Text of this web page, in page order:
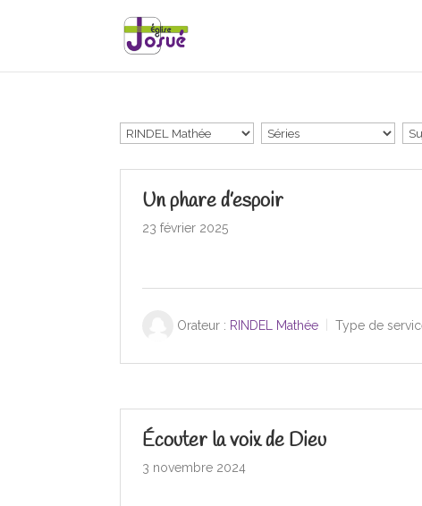
Un phare d’espoir
23 février 2025
Orateur : RINDEL Mathée Type de
Écouter la voix de Dieu
3 novembre 2024